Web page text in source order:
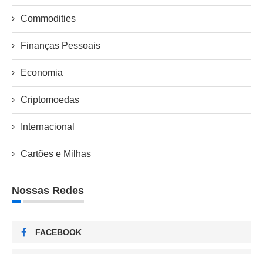
Commodities
Finanças Pessoais
Economia
Criptomoedas
Internacional
Cartões e Milhas
Nossas Redes
FACEBOOK